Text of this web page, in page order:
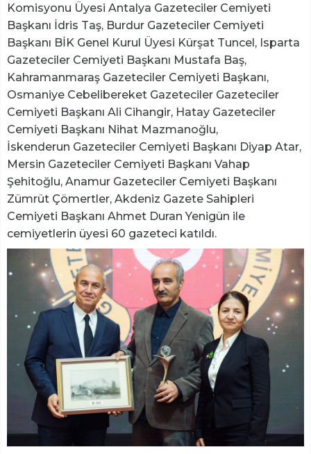
Komisyonu Üyesi Antalya Gazeteciler Cemiyeti
Başkanı İdris Taş, Burdur Gazeteciler Cemiyeti
Başkanı BİK Genel Kurul Üyesi Kürşat Tuncel, Isparta
Gazeteciler Cemiyeti Başkanı Mustafa Baş,
Kahramanmaraş Gazeteciler Cemiyeti Başkanı,
Osmaniye Cebelibereket Gazeteciler Gazeteciler
Cemiyeti Başkanı Ali Cihangir, Hatay Gazeteciler
Cemiyeti Başkanı Nihat Mazmanoğlu,
İskenderun Gazeteciler Cemiyeti Başkanı Diyap Atar,
Mersin Gazeteciler Cemiyeti Başkanı Vahap
Şehitoğlu, Anamur Gazeteciler Cemiyeti Başkanı
Zümrüt Çömertler, Akdeniz Gazete Sahipleri
Cemiyeti Başkanı Ahmet Duran Yenigün ile
cemiyetlerin üyesi 60 gazeteci katıldı.